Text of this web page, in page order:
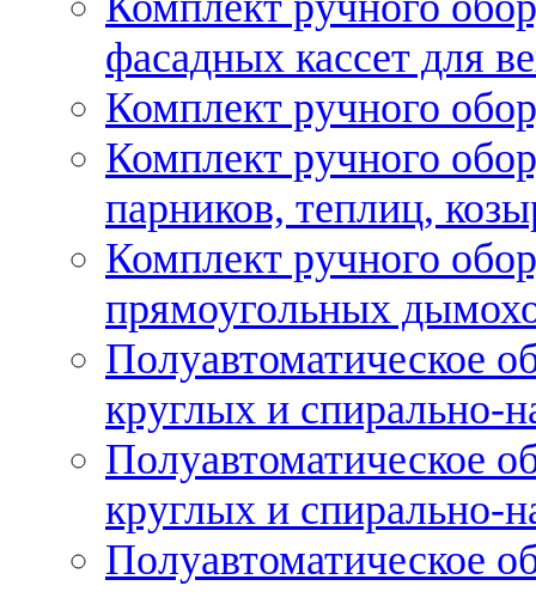
фасадных кассет для
Комплект ручного
Комплект ручного
парников, теплиц,
Комплект ручного
прямоугольных
Полуавтоматическое
круглых и спирально-
Полуавтоматическое
круглых и спирально-
Полуавтоматическое